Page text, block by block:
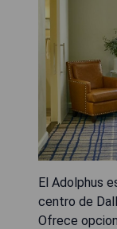
El Adolphus
centro de
Ofrece